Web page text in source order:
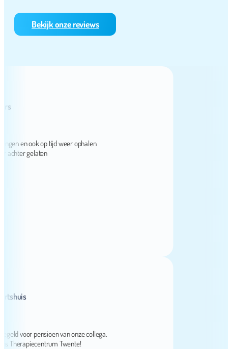
Bekijk onze reviews
en ook op tijd weer ophalen
gelaten
voor pensioen van onze collega.
Twente!